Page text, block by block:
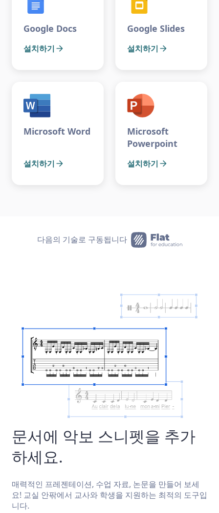
Google Docs
설치하기
Google Slides
설치하기
Microsoft Word
설치하기
Microsoft
Powerpoint
설치하기
다음의 기술로 구동됩니다
문서에 악보 스니펫을 추가
하세요.
매력적인 프레젠테이션, 수업 자료, 논문을 만들어 보세
요! 교실 안팎에서 교사와 학생을 지원하는 최적의 도구입
니다.